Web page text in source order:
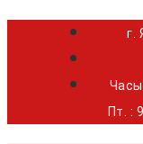
г.
Часы
Пт. :